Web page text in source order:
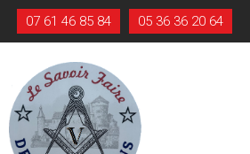
07 61 46 85 84 05 36 36 20 64